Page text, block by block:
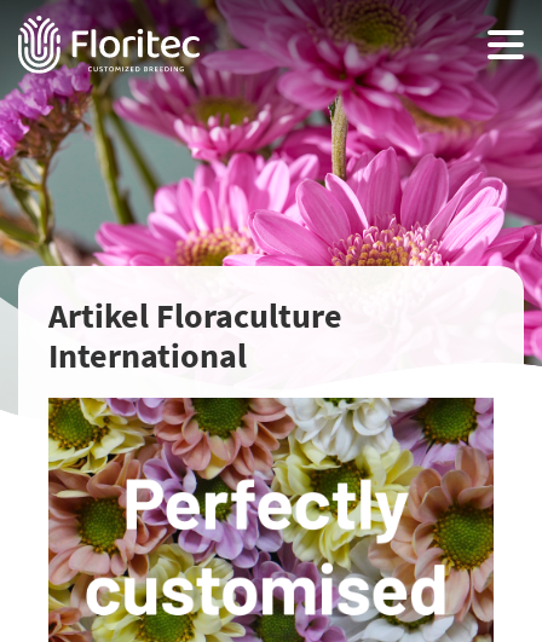
Artikel Floraculture
International